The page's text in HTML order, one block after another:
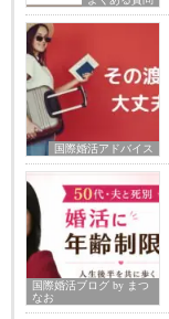
国際婚活アドバイス
国際婚活ブログ by まつ
なお